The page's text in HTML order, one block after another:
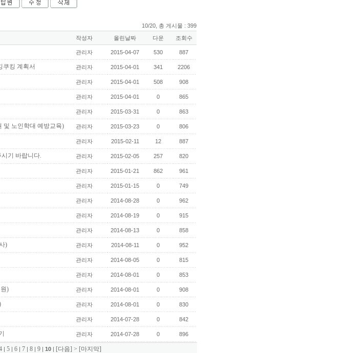
10/20, 총 게시물 : 399
작성자 올린날짜 다운 조회수
관리자 2015-04-07 530 887
쿠킹 계획서 관리자 2015-04-01 341 2206
관리자 2015-04-01 508 908
관리자 2015-04-01 0 865
관리자 2015-03-31 0 863
및 노인학대 예방교육) 관리자 2015-03-23 0 806
관리자 2015-02-11 12 887
기 바랍니다. 관리자 2015-02-05 257 820
관리자 2015-01-21 862 961
관리자 2015-01-15 0 749
관리자 2014-08-28 0 962
관리자 2014-08-19 0 915
관리자 2014-08-13 0 858
) 관리자 2014-08-11 0 952
관리자 2014-08-05 0 815
관리자 2014-08-01 0 853
) 관리자 2014-08-01 0 908
관리자 2014-08-01 0 830
관리자 2014-07-28 0 842
관리자 2014-07-28 0 896
| 5| 6| 7| 8| 9| 10| [다음] > [마지막]